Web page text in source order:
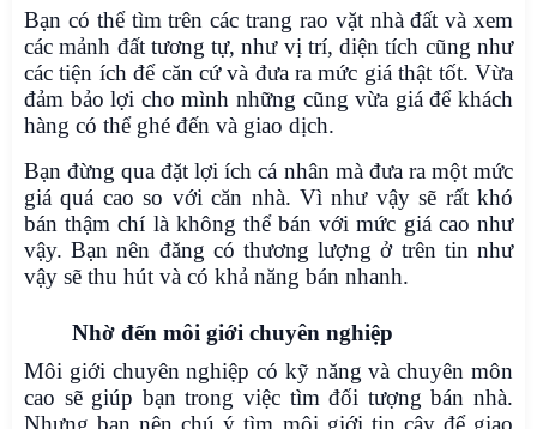
Bạn có thể tìm trên các trang rao vặt nhà đất và xem
các mảnh đất tương tự, như vị trí, diện tích cũng như
các tiện ích để căn cứ và đưa ra mức giá thật tốt. Vừa
đảm bảo lợi cho mình những cũng vừa giá để khách
hàng có thể ghé đến và giao dịch.
Bạn đừng qua đặt lợi ích cá nhân mà đưa ra một mức
giá quá cao so với căn nhà. Vì như vậy sẽ rất khó
bán thậm chí là không thể bán với mức giá cao như
vậy. Bạn nên đăng có thương lượng ở trên tin như
vậy sẽ thu hút và có khả năng bán nhanh.
Nhờ đến môi giới chuyên nghiệp
Môi giới chuyên nghiệp có kỹ năng và chuyên môn
cao sẽ giúp bạn trong việc tìm đối tượng bán nhà.